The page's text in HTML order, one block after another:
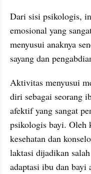
Dari sisi psikologis,
emosional yang
menyusui anaknya
sayang dan
Aktivitas menyusui
diri sebagai seorang
afektif yang sangat
psikologis bayi. Oleh
kesehatan dan
laktasi dijadikan
adaptasi ibu dan bayi